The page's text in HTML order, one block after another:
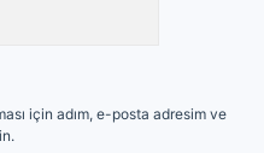
için adım, e-posta adresim ve